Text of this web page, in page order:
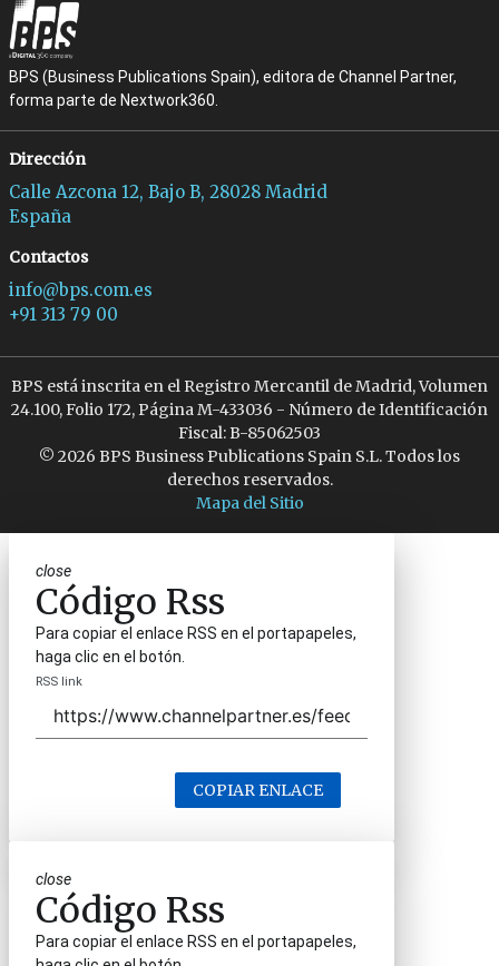
BPS (Business Publications Spain), editora de Channel Partner,
forma parte de Nextwork360.
Dirección
Calle Azcona 12, Bajo B, 28028 Madrid
España
Contactos
info@bps.com.es
+91 313 79 00
BPS está inscrita en el Registro Mercantil de Madrid, Volumen
24.100, Folio 172, Página M-433036 - Número de Identificación
Fiscal: B-85062503
© 2026 BPS Business Publications Spain S.L. Todos los
derechos reservados.
Mapa del Sitio
close
Código Rss
Para copiar el enlace RSS en el portapapeles,
haga clic en el botón.
RSS link
COPIAR ENLACE
close
Código Rss
Para copiar el enlace RSS en el portapapeles,